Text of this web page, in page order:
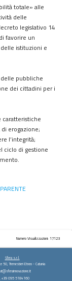
totale» alle
delle
legislativo 14
favorire un
istituzioni e
pubbliche
dei cittadini per i
caratteristiche
erogazione;
l’integrità;
ciclo di gestione
Numero Visualizzazioni: 17123
Sfera s.r.l.
50, Tremestieri Etneo - Catania
at@sferainnovazione.it
+39 095 5184160